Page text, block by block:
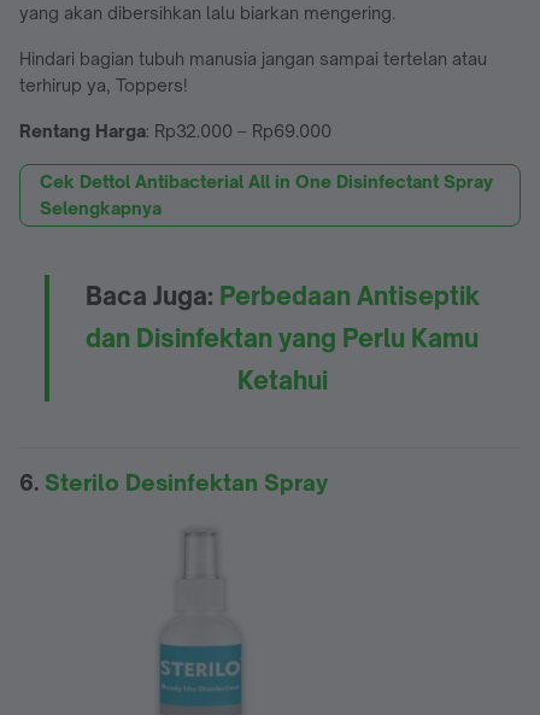
yang akan dibersihkan lalu biarkan mengering.
Hindari bagian tubuh manusia jangan sampai tertelan atau
terhirup ya, Toppers!
Rentang Harga: Rp32.000 – Rp69.000
Cek Dettol Antibacterial All in One Disinfectant Spray
Selengkapnya
Baca Juga: Perbedaan Antiseptik
dan Disinfektan yang Perlu Kamu
Ketahui
6. Sterilo Desinfektan Spray